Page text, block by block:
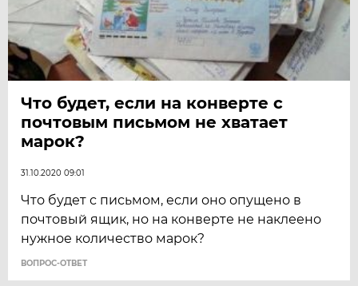
Что будет, если на конверте с
почтовым письмом не хватает
марок?
31.10.2020 09:01
Что будет с письмом, если оно опущено в
почтовый ящик, но на конверте не наклеено
нужное количество марок?
ВОПРОС-ОТВЕТ